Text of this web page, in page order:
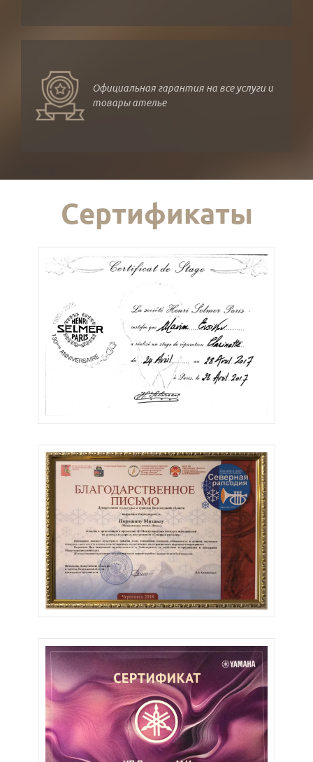
Официальная гарантия на все услуги и
товары ателье
Сертификаты